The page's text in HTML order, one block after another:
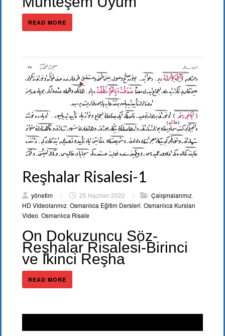
READ MORE
Reşhalar Risalesi-1
yönetim / 25 Haziran 2022 / Çalışmalarımız
HD Videolarımız Osmanlıca Eğitim Dersleri Osmanlıca Kursları
Video Osmanlıca Risale
On Dokuzuncu Söz-
Reşhalar Risalesi-Birinci
ve İkinci Reşha
READ MORE